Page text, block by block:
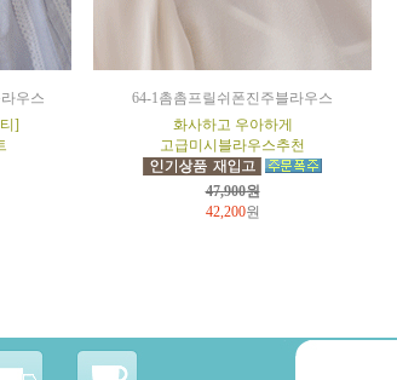
우스
]
64-1촘촘프릴쉬폰진주블라우스
화사하고 우아하게
고급미시블라우스추천
47,900원
42,200원